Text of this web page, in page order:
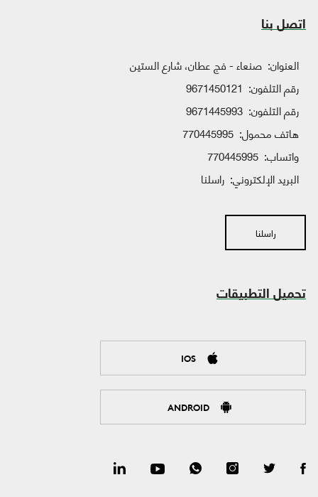
اتصل بنا
العنوان: صنعاء - فج عطان، شارع الستين
رقم التلفون: 9671450121
رقم التلفون: 9671445993
هاتف محمول: 770445995
واتساب:
البريد الإلكتروني: راسلنا
راسلنا
تحميل التطبيقات
IOS
ANDROID